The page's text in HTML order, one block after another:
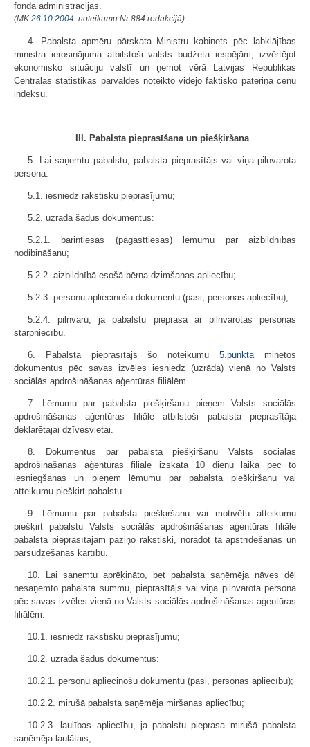
fonda administrācijas.
(MK 26.10.2004. noteikumu Nr.884 redakcijā)
4. Pabalsta apmēru pārskata Ministru kabinets pēc labklājības
ministra ierosinājuma atbilstoši valsts budžeta iespējām, izvērtējot
ekonomisko situāciju valstī un ņemot vērā Latvijas Republikas
Centrālās statistikas pārvaldes noteikto vidējo faktisko patēriņa cenu
indeksu.
III. Pabalsta pieprasīšana un piešķiršana
5. Lai saņemtu pabalstu, pabalsta pieprasītājs vai viņa pilnvarota
persona:
5.1. iesniedz rakstisku pieprasījumu;
5.2. uzrāda šādus dokumentus:
5.2.1. bāriņtiesas (pagasttiesas) lēmumu par aizbildnības
nodibināšanu;
5.2.2. aizbildnībā esošā bērna dzimšanas apliecību;
5.2.3. personu apliecinošu dokumentu (pasi, personas apliecību);
5.2.4. pilnvaru, ja pabalstu pieprasa ar pilnvarotas personas
starpniecību.
6. Pabalsta pieprasītājs šo noteikumu5.punktāminētos
dokumentus pēc savas izvēles iesniedz (uzrāda) vienā no Valsts
sociālās apdrošināšanas aģentūras filiālēm.
7. Lēmumu par pabalsta piešķiršanu pieņem Valsts sociālās
apdrošināšanas aģentūras filiāle atbilstoši pabalsta pieprasītāja
deklarētajai dzīvesvietai.
8. Dokumentus par pabalsta piešķiršanu Valsts sociālās
apdrošināšanas aģentūras filiāle izskata 10 dienu laikā pēc to
iesniegšanas un pieņem lēmumu par pabalsta piešķiršanu vai
atteikumu piešķirt pabalstu.
9. Lēmumu par pabalsta piešķiršanu vai motivētu atteikumu
piešķirt pabalstu Valsts sociālās apdrošināšanas aģentūras filiāle
pabalsta pieprasītājam paziņo rakstiski, norādot tā apstrīdēšanas un
pārsūdzēšanas kārtību.
10. Lai saņemtu aprēķināto, bet pabalsta saņēmēja nāves dēļ
nesaņemto pabalsta summu, pieprasītājs vai viņa pilnvarota persona
pēc savas izvēles vienā no Valsts sociālās apdrošināšanas aģentūras
filiālēm:
10.1. iesniedz rakstisku pieprasījumu;
10.2. uzrāda šādus dokumentus:
10.2.1. personu apliecinošu dokumentu (pasi, personas apliecību);
10.2.2. mirušā pabalsta saņēmēja miršanas apliecību;
10.2.3. laulības apliecību, ja pabalstu pieprasa mirušā pabalsta
saņēmēja laulātais;